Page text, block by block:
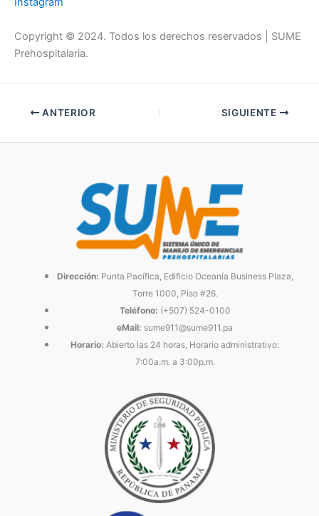
Copyright © 2024. Todos los derechos reservados | SUME
Prehospitalaria.
ANTERIOR SIGUIENTE
Dirección: Punta Pacífica, Edificio Oceanía Business Plaza,
Torre 1000, Piso #26.
Teléfono: (+507) 524-0100
eMail: sume911@sume911.pa
Horario: Abierto las 24 horas, Horario administrativo:
7:00a.m. a 3:00p.m.